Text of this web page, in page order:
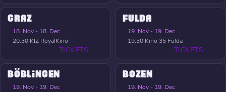
GRAZ
18. Nov - 18. Dec
20:30 KIZ RoyalKino
TICKETS
FULDA
19. Nov - 19. Dec
19:30 Kino 35 Fulda
TICKETS
BÖBLINGEN
19. Nov - 19. Dec
BOZEN
19. Nov - 19. Dec